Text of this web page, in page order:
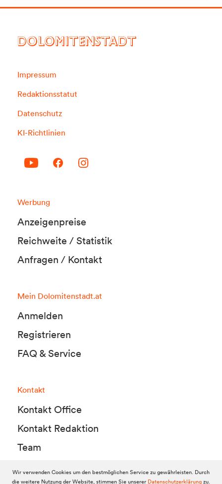
DOLOMITENSTADT
Impressum
Redaktionsstatut
Datenschutz
KI-Richtlinien
Werbung
Anzeigenpreise
Reichweite / Statistik
Anfragen / Kontakt
Mein Dolomitenstadt.at
Anmelden
Registrieren
FAQ & Service
Kontakt
Kontakt Office
Kontakt Redaktion
Team
Wir verwenden Cookies um den bestmöglichen Service zu gewährleisten. Durch
die weitere Nutzung der Website, stimmen Sie unserer Datenschutzerklärungzu.